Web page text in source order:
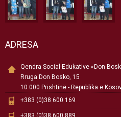
ADRESA
Qendra Social-Edukative «Don
Rruga Don Bosko, 15
10 000 Prishtinë - Republika e
+383 (0)38 600 169
+383 (0)38 600 889